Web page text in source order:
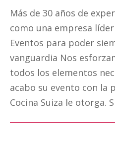
12-
31
Más de 30 años de
como una empresa
Eventos para poder
vanguardia Nos
todos los elementos
acabo su evento con la
Cocina Suiza le otorga.